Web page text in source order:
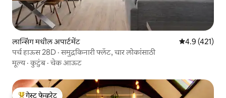
लान्सिंग मधील अपार्टमेंट 5 पैकी 4.9
4.9 (421)
पर्च हाऊस 28D · समुद्रकिनारी फ्लॅट, चार लोकांसाठी
मूल्य·कुटुंब·चेक आऊट
गेस्ट फेव्हरेट